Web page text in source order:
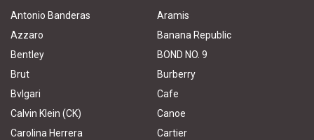
Antonio Banderas
Aramis
Azzaro
Banana Republic
Bentley
BOND NO. 9
Brut
Burberry
Bvlgari
Cafe
Calvin Klein (CK)
Canoe
Carolina Herrera
Cartier